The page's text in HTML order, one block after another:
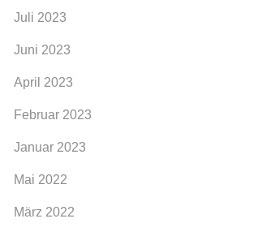
Juli 2023
Juni 2023
April 2023
Februar 2023
Januar 2023
Mai 2022
März 2022